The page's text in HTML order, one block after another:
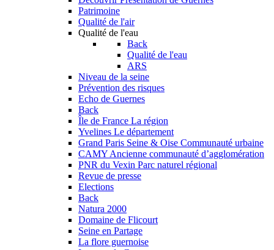
Patrimoine
Qualité de l'air
Qualité de l'eau
Back
Qualité de l'eau
ARS
Niveau de la seine
Prévention des risques
Echo de Guernes
Back
Île de France La région
Yvelines Le département
Grand Paris Seine & Oise Communauté urbaine
CAMY Ancienne communauté d’agglomération
PNR du Vexin Parc naturel régional
Revue de presse
Elections
Back
Natura 2000
Domaine de Flicourt
Seine en Partage
La flore guernoise